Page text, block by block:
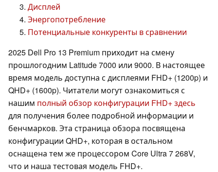
Дисплей
Энергопотребление
Потенциальные конкуренты в сравнении
2025 Dell Pro 13 Premium приходит на смену
прошлогодним Latitude 7000 или 9000. В настоящее
время модель доступна с дисплеями FHD+ (1200p) и
QHD+ (1600p). Читатели могут ознакомиться с
нашим полный обзор конфигурации FHD+ здесь
для получения более подробной информации и
бенчмарков. Эта страница обзора посвящена
конфигурации QHD+, которая в остальном
оснащена тем же процессором Core Ultra 7 268V,
что и наша тестовая модель FHD+.